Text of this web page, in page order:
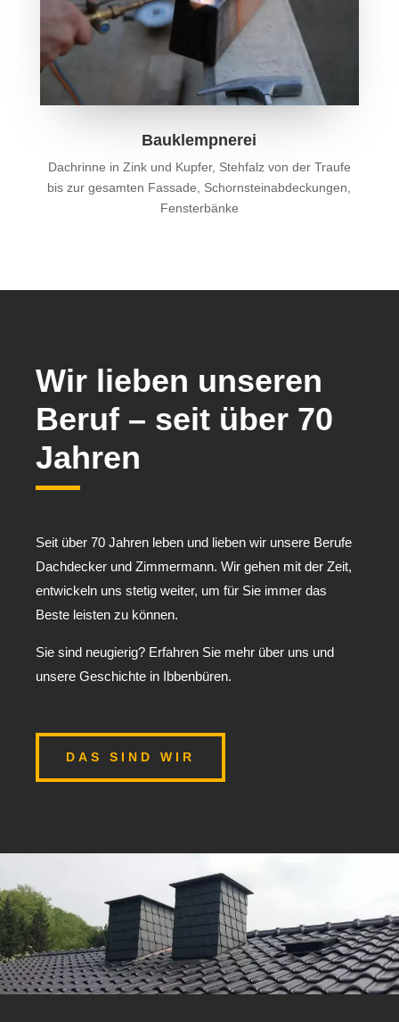
Bauklempnerei
Dachrinne in Zink und Kupfer, Stehfalz von der Traufe
bis zur gesamten Fassade, Schornsteinabdeckungen,
Fensterbänke
Wir lieben unseren
Beruf – seit über 70
Jahren
Seit über 70 Jahren leben und lieben wir unsere Berufe
Dachdecker und Zimmermann. Wir gehen mit der Zeit,
entwickeln uns stetig weiter, um für Sie immer das
Beste leisten zu können.
Sie sind neugierig? Erfahren Sie mehr über uns und
unsere Geschichte in Ibbenbüren.
DAS SIND WIR